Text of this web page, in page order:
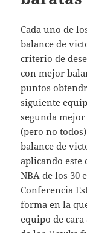
Cada uno de
balance de
criterio de
con mejor
puntos
siguiente
segunda
(pero no
balance de
aplicando este
NBA de los 30
Conferencia
forma en la
equipo de